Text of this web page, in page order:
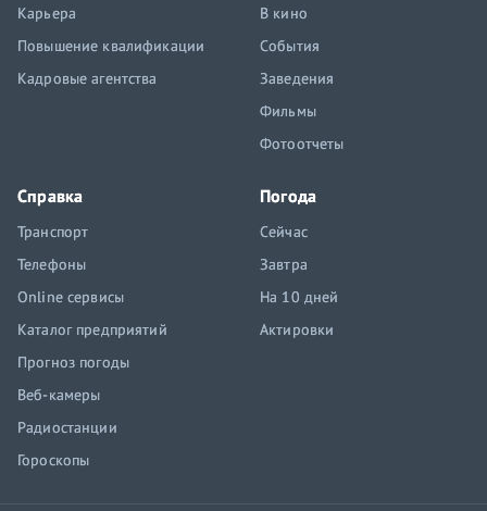
Карьера
Повышение квалификации
Кадровые агентства
В кино
События
Заведения
Фильмы
Фотоотчеты
Справка
Транспорт
Телефоны
Online сервисы
Каталог предприятий
Прогноз погоды
Веб-камеры
Радиостанции
Гороскопы
Погода
Сейчас
Завтра
На 10 дней
Актировки